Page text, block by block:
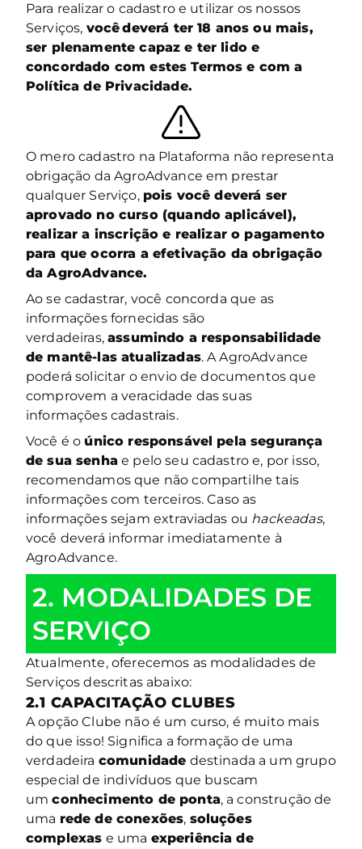
Para realizar o cadastro e utilizar os nossos
Serviços, você deverá ter 18 anos ou mais,
ser plenamente capaz e ter lido e
concordado com estes Termos e com a
Política de Privacidade.
O mero cadastro na Plataforma não representa
obrigação da AgroAdvance em prestar
qualquer Serviço, pois você deverá ser
aprovado no curso (quando aplicável),
realizar a inscrição e realizar o pagamento
para que ocorra a efetivação da obrigação
da AgroAdvance.
Ao se cadastrar, você concorda que as
informações fornecidas são
verdadeiras,assumindo a responsabilidade
de mantê-las atualizadas. A AgroAdvance
poderá solicitar o envio de documentos que
comprovem a veracidade das suas
informações cadastrais.
Você é o único responsável pela segurança
de sua senhae pelo seu cadastro e, por isso,
recomendamos que não compartilhe tais
informações com terceiros. Caso as
informações sejam extraviadas ou hackeadas,
você deverá informar imediatamente à
AgroAdvance.
2. MODALIDADES DE
SERVIÇO
Atualmente, oferecemos as modalidades de
Serviços descritas abaixo:
2.1 CAPACITAÇÃO CLUBES
A opção Clube não é um curso, é muito mais
do que isso! Significa a formação de uma
verdadeira comunidade destinada a um grupo
especial de indivíduos que buscam
umconhecimento de ponta, a construção de
uma rede de conexões, soluções
complexas e uma experiência de